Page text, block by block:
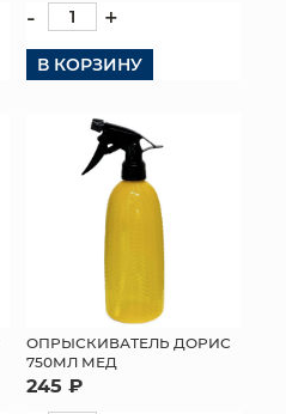
- +
В КОРЗИНУ
ОПРЫСКИВАТЕЛЬ ДОРИС
750МЛ МЕД
245 ₽